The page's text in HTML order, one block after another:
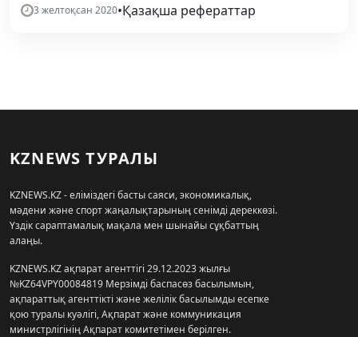
3 желтоқсан 2020•Қазақша рефераттар
KZNEWS ТУРАЛЫ
KZNEWS.KZ - еліміздегі басты саяси, экономикалық,
мәдени және спорт жаңалықтарының сенімді дереккөзі.
Үздік сараптамалық мақала мен шынайы сұқбаттың
алаңы.
KZNEWS.KZ ақпарат агенттігі 29.12.2023 жылғы
№KZ64VPY00084819 Мерзімді баспасөз басылымын,
ақпараттық агенттікті және желілік басылымды есепке
қою туралы куәлігі, Ақпарат және коммуникация
министрлігінің Ақпарат комитетімен берілген.